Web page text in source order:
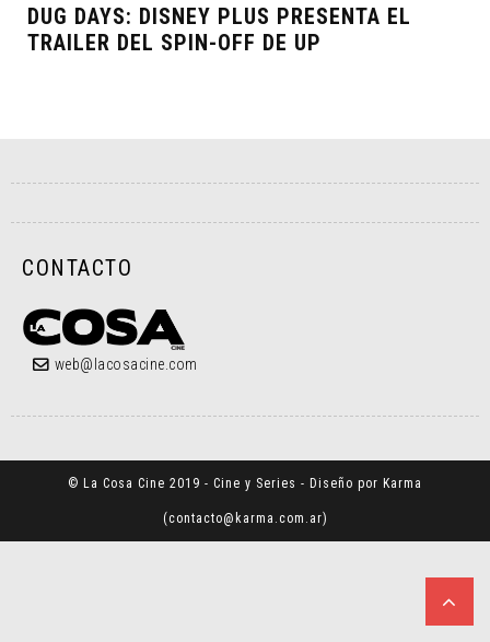
DUG DAYS: DISNEY PLUS PRESENTA EL
TRAILER DEL SPIN-OFF DE UP
CONTACTO
web@lacosacine.com
© La Cosa Cine 2019 - Cine y Series - Diseño por Karma
(contacto@karma.com.ar)